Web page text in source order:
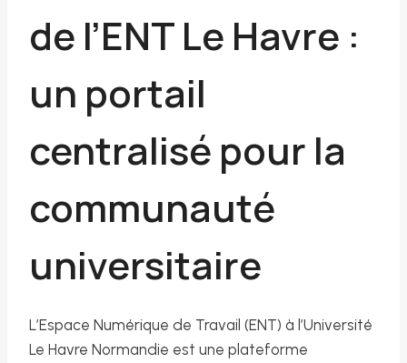
de l’ENT Le Havre :
un portail
centralisé pour la
communauté
universitaire
L’Espace Numérique de Travail (ENT) à l’Université
Le Havre Normandie est une plateforme